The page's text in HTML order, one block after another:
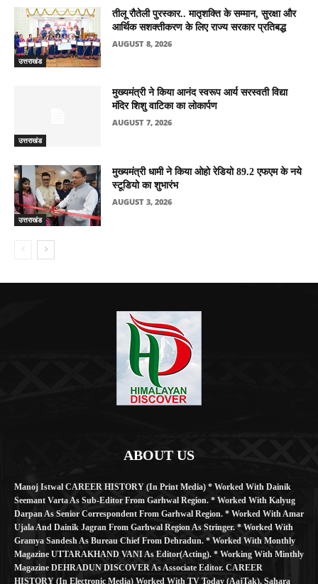
उत्तराखंड
तीलू रौतेली पुरस्कार.. मातृशक्ति के सम्मान, सुरक्षा और
आर्थिक सशक्तीकरण के लिए राज्य सरकार प्रतिबद्ध
AUGUST 8, 2026
उत्तराखंड
मुख्यमंत्री ने किया आनंद स्वरूप आर्य सरस्वती विद्या
मंदिर शिशु वाटिका का लोकार्पण
AUGUST 7, 2026
उत्तराखंड
मुख्यमंत्री धामी ने किया ओहो रेडियो 89.2 एफएम के नये
स्टूडियो का शुभारंभ
AUGUST 3, 2026
ABOUT US
Manoj Istwal CAREER HISTORY (in Print Media) * Worked With Dainik
Seemant Varta As Sub-Editor From Garhwal Region. * Worked With Kalyug
Darpan As Senior Correspondent From Garhwal Region. * Worked With Amar
Ujala And Dainik Jagran From Garhwal Region As Stringer. * Worked With
Gramya Sandesh As Bureau Chief From Dehradun. * Worked With Monthly
Magazine UTTARAKHAND VANI As Editor(Acting). * Working With Minthly
Magazine DEHRADUN DISCOVER As Associate Editor. CAREER
HISTORY (in Electronic Media) Worked With TV Today (AajTak), Sahara